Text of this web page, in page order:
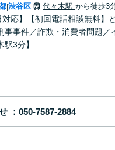
|渋谷区 代々木駅 から徒歩3
対応】【初回電話相談無料
事事件／詐欺・消費者問題／
駅3分】